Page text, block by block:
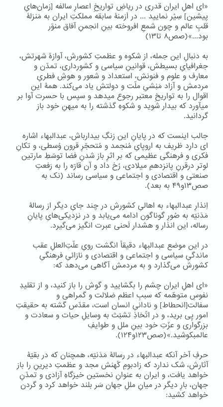
«ای اهلِ ایران قدری در ریاضِ تواریخِ اعصارِ سالفه [زمان‌هایِ
پیشین] سِیْر نمایید ... در اَزمنۀ سابقه مملکتِ ایران به مَنزلۀ
قلبِ عالم و چون شمعِ افروخته بینِ انجمنِ آفاق منوّر
بود...»(صص۸ تا۱۳)
به دنبالِ این جمله، از شکوه و عظمتِ کشورش، آوازۀ شهرتش،
جغرافیایِ بسیطش، قوانینِ سیاسی و کشورداری، تمدّن و
معارف و علوم و فنونش، استعداد و شعور و هوشِ فطریِ
مردمش و آزاد مَنِشیِ ملّت و دولتش یاد می‌کند. همۀ این
اقوال را به تواریخِ معتبر رجوع میدهد و سپس با حسرت آوا بر
میآورد که بیدار شوید و شکوهِ گذشته را به میهنِ خود باز
گردانید.
جالب اینست که در پایانِ این زنگِ بیدارباش، عبدالبهاء اشاره
ای دارد ظریف به اروپایِ مُنجمد و مُتحجّرِ قرون وُسطی، و تکانِ
فکری و فرهنگی عظیمی که بر اثرِ باز شدنِ فضا توسّطِ مارتین
لوتر درقرنِ پانزدهمِ میلادی، رُخ داد و آن قارّه را به رَفعتِ
صنعتی و اقتصادی و اجتماعی و سیاسی رساند (نک به
صص۱۳و۴۹ به بعد).
اِنذارِ عبدالبهاء به اهالیِ کشورش در چند جایِ دیگر از رسالۀ
مَدَنیّه به صُورِ گوناگون ادامه می‌یابد و در نزدیکی‌هایِ پایانِ
رساله، این انذار و هشدار لَحنی عبرت انگیز می‌گیرد.
در این موضع عبدالبهاء دقیقاً انگشت رویِ علّتِ‌العللِ عقب
ماندگیِ سیاسی و اجتماعی و اقتصادی و نازائیِ فرهنگیِ
کشورش می‌گذارد و به مردمش آگاهی می‌دهد که:
«ای اهلِ ایران چشم را بگشایید و گوش را باز کنید، و از تقلیدِ
نفوسِ متوهّمه که سببِ اعظم ضلالت و گمراهی و
سفالت[انحطاط] و نادانیِ انسان است، مقدّس گشته به حقیقتِ
امور پِی برید، و در اتّخاذِ تشبّث به وسایلِ حیات و سعادت و
بزرگواری و عزّتِ خود بینِ ملل و طوایفِ
عالمبکوشید.»(صص۱۲۳و۱۲۴).
حرفِ آخر آنکه عبدالبهاء در رسالۀ مَدَنیّه، همچنان که در بقیّۀ
آثارش، شک ندارد که زادبومِ کُهنش مجد و عظمتِ دیرینِ را باز
خواهد یافت، و ایران به عنوانِ نخستین خیزگاهِ آزادی و تمدّنِ
جهان، بارِ دیگر در میانِ مللِ جهان سَر بلند خواهد کرد و گردن
خواهد کشید: